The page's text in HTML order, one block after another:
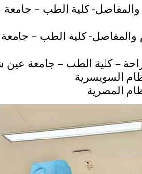
والمفاصل- كلية الطب –
والمفاصل- كلية الطب –
– كلية الطب – جامعة عين
السويسرية
المصرية